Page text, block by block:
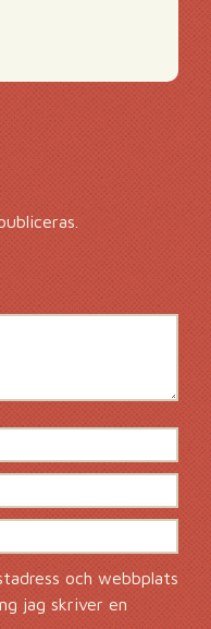
och webbplats
jag skriver en